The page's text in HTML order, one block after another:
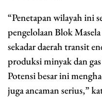
“Penetapan wilayah ini
pengelolaan Blok
sekadar daerah transit
produksi minyak dan
Potensi besar ini
juga ancaman serius,”